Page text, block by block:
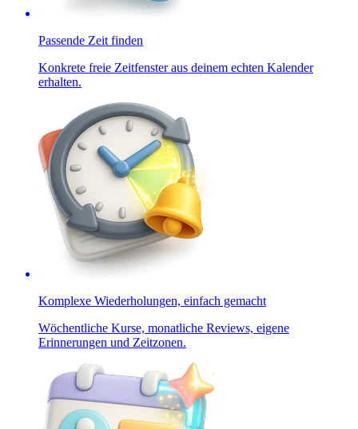
Passende Zeit finden
Konkrete freie Zeitfenster aus deinem echten Kalender
erhalten.
Komplexe Wiederholungen, einfach gemacht
Wöchentliche Kurse, monatliche Reviews, eigene
Erinnerungen und Zeitzonen.